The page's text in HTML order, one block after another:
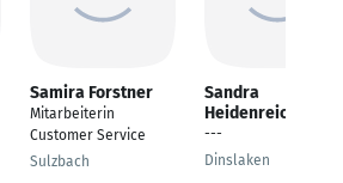
Samira Forstner
Mitarbeiterin
Customer Service
Sulzbach
Sandra
Heidenreich
---
Dinslaken